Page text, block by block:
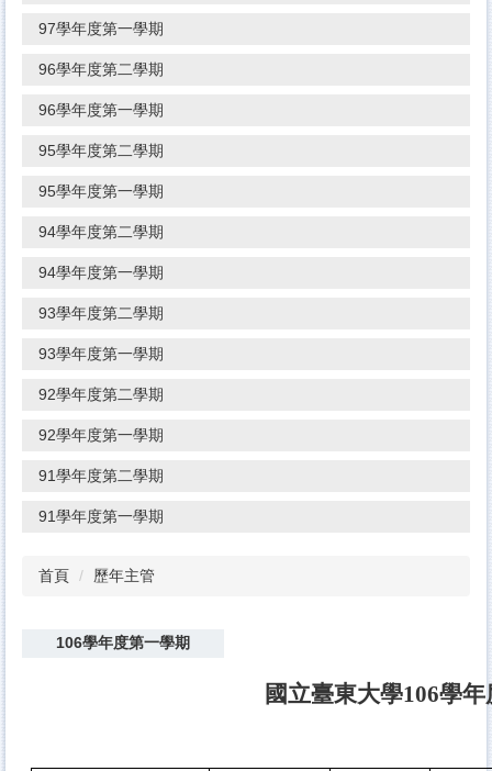
97學年度第一學期
96學年度第二學期
96學年度第一學期
95學年度第二學期
95學年度第一學期
94學年度第二學期
94學年度第一學期
93學年度第二學期
93學年度第一學期
92學年度第二學期
92學年度第一學期
91學年度第二學期
91學年度第一學期
首頁 歷年主管
106學年度第一學期
國立臺東大學106學